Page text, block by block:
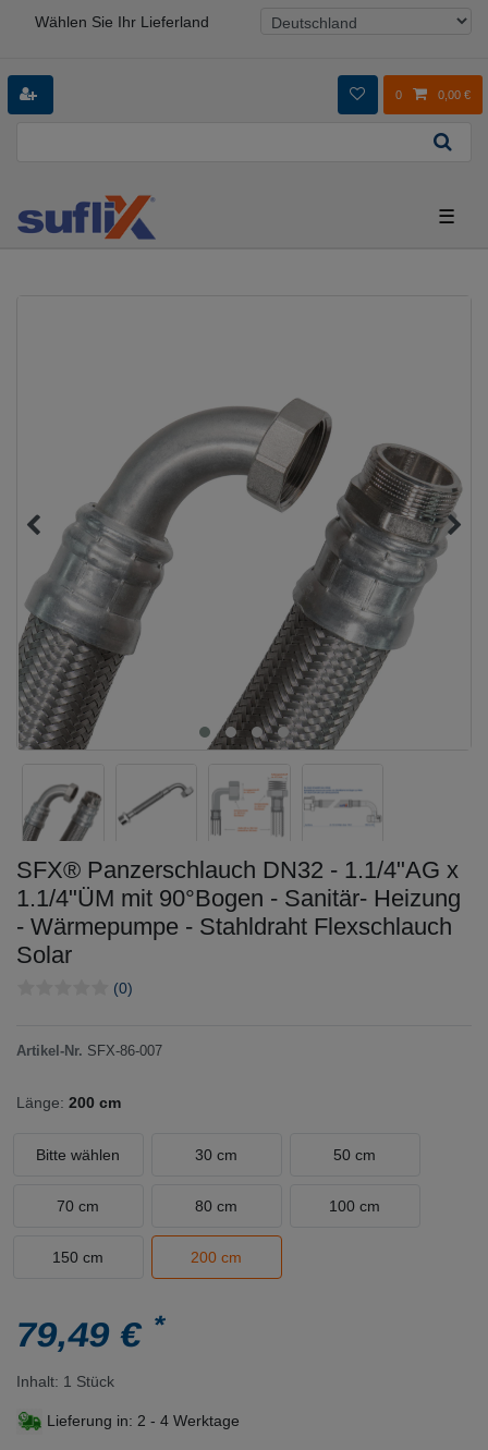
Wählen Sie Ihr Lieferland
0 0,00 €
☰
SFX® Panzerschlauch DN32 - 1.1/4"AG x
1.1/4"ÜM mit 90°Bogen - Sanitär- Heizung
- Wärmepumpe - Stahldraht Flexschlauch
Solar
(0)
Artikel-Nr. SFX-86-007
Länge: 200 cm
Bitte wählen 30 cm 50 cm
70 cm 80 cm 100 cm
150 cm 200 cm
79,49 €*
Inhalt: 1 Stück
Lieferung in: 2 - 4 Werktage